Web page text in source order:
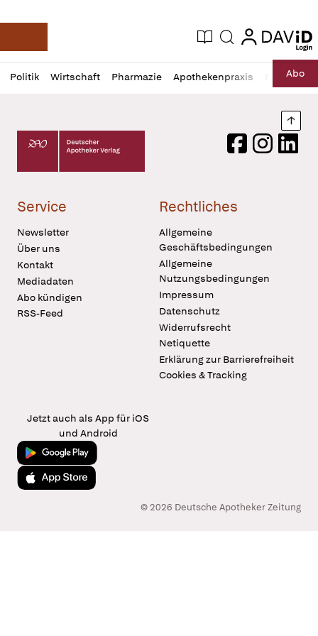
Deutsche Apotheker Zeitung
Aktuelle Ausgabe
Suche login
login
Politik Wirtschaft Pharmazie Apothekenpraxis RechtAbo
Profil
öffnen
Daz
Pur
Deutscher Apotheker Verlag Logo
FacebookInstagram
Service
Newsletter
Über uns
Kontakt
Mediadaten
Abo kündigen
RSS-Feed
Rechtliches
Allgemeine
Geschäftsbedingungen
Allgemeine
Nutzungsbedingungen
Impressum
Datenschutz
Widerrufsrecht
Netiquette
Erklärung zur Barrierefreiheit
Cookies & Tracking
Jetzt auch als App für iOS
und Android
Jetzt bei Google Play
Laden im App Store
© 2026 Deutsche Apotheker Zeitung